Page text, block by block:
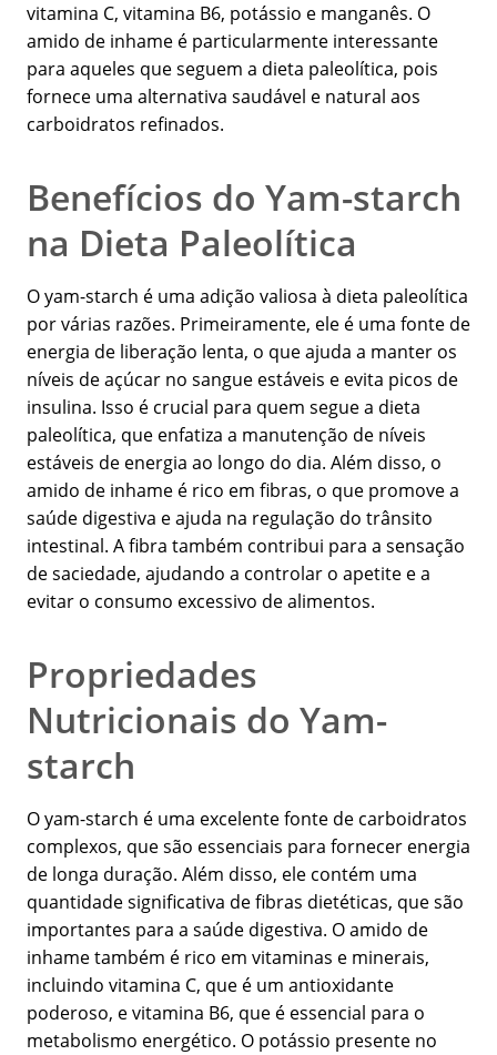
vitamina C, vitamina B6, potássio e manganês. O
amido de inhame é particularmente interessante
para aqueles que seguem a dieta paleolítica, pois
fornece uma alternativa saudável e natural aos
carboidratos refinados.
Benefícios do Yam-starch
na Dieta Paleolítica
O yam-starch é uma adição valiosa à dieta paleolítica
por várias razões. Primeiramente, ele é uma fonte de
energia de liberação lenta, o que ajuda a manter os
níveis de açúcar no sangue estáveis e evita picos de
insulina. Isso é crucial para quem segue a dieta
paleolítica, que enfatiza a manutenção de níveis
estáveis de energia ao longo do dia. Além disso, o
amido de inhame é rico em fibras, o que promove a
saúde digestiva e ajuda na regulação do trânsito
intestinal. A fibra também contribui para a sensação
de saciedade, ajudando a controlar o apetite e a
evitar o consumo excessivo de alimentos.
Propriedades
Nutricionais do Yam-
starch
O yam-starch é uma excelente fonte de carboidratos
complexos, que são essenciais para fornecer energia
de longa duração. Além disso, ele contém uma
quantidade significativa de fibras dietéticas, que são
importantes para a saúde digestiva. O amido de
inhame também é rico em vitaminas e minerais,
incluindo vitamina C, que é um antioxidante
poderoso, e vitamina B6, que é essencial para o
metabolismo energético. O potássio presente no